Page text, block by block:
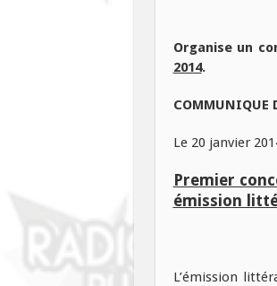
Organise un
2014.
COMMUNIQUE
Le 20 janvier
Premier
émission
L’émission